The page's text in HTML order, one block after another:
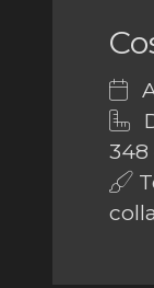
348